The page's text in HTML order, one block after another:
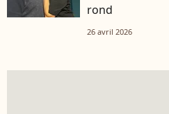
rond
26 avril 2026